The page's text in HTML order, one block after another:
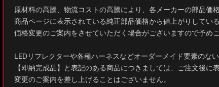
ZVG11/ZSG10 カローラクロス
ZWE211W/ZWE214W/ZRE212W/NRE210W カローラツーリング
ZWE211H/NRE210H/NRE214H カローラスポーツ
GXPA16 MXPA12 GRヤリス
原材料の高騰、物流コストの高騰により、各メーカーの部品価
商品ページに表示されている純正部品価格から値上がりしてい
価格変更のご案内をさせていただく場合がございますので予めご
LEDリフレクターや各種ハーネスなどオーダーメイド要素のない
【即納完成品】と表記のある商品につきましては、ご注文後に
変更のご案内を差し上げることはございません。